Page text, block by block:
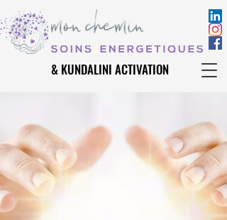
& KUNDALINI ACTIVATION
& KUNDALINI ACTIVATION